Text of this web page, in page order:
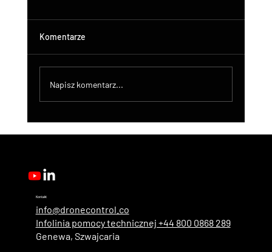
Komentarze
Napisz komentarz...
Kontakt
info@dronecontrol.co
Infolinia pomocy technicznej +44 800 0868 289
Genewa, Szwajcaria